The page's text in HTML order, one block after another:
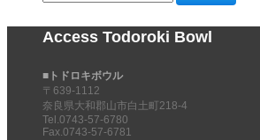
Access Todoroki Bowl
■トドロキボウル
〒639-1112
奈良県大和郡山市白土町218-4
Tel.0743-57-6780
Fax.0743-57-6781